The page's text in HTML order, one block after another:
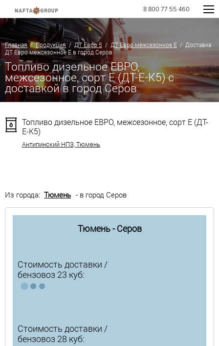
8 800 77 55 460
Главная/Продукция/ДТ Евро 5 / ДТ Евро межсезонное Е / Доставка
ДТ Евро межсезонное Е в город Серов
Топливо дизельное ЕВРО,
межсезонное, сорт Е (ДТ-Е-К5) с
доставкой в город Серов
Топливо дизельное ЕВРО, межсезонное, сорт Е (ДТ-
Е-К5)
Антипинский НПЗ, Тюмень
Из города: Тюмень - в город Серов
Тюмень - Серов
Стоимость доставки /
бензовоз 23 куб:
Стоимость доставки /
бензовоз 28 куб: